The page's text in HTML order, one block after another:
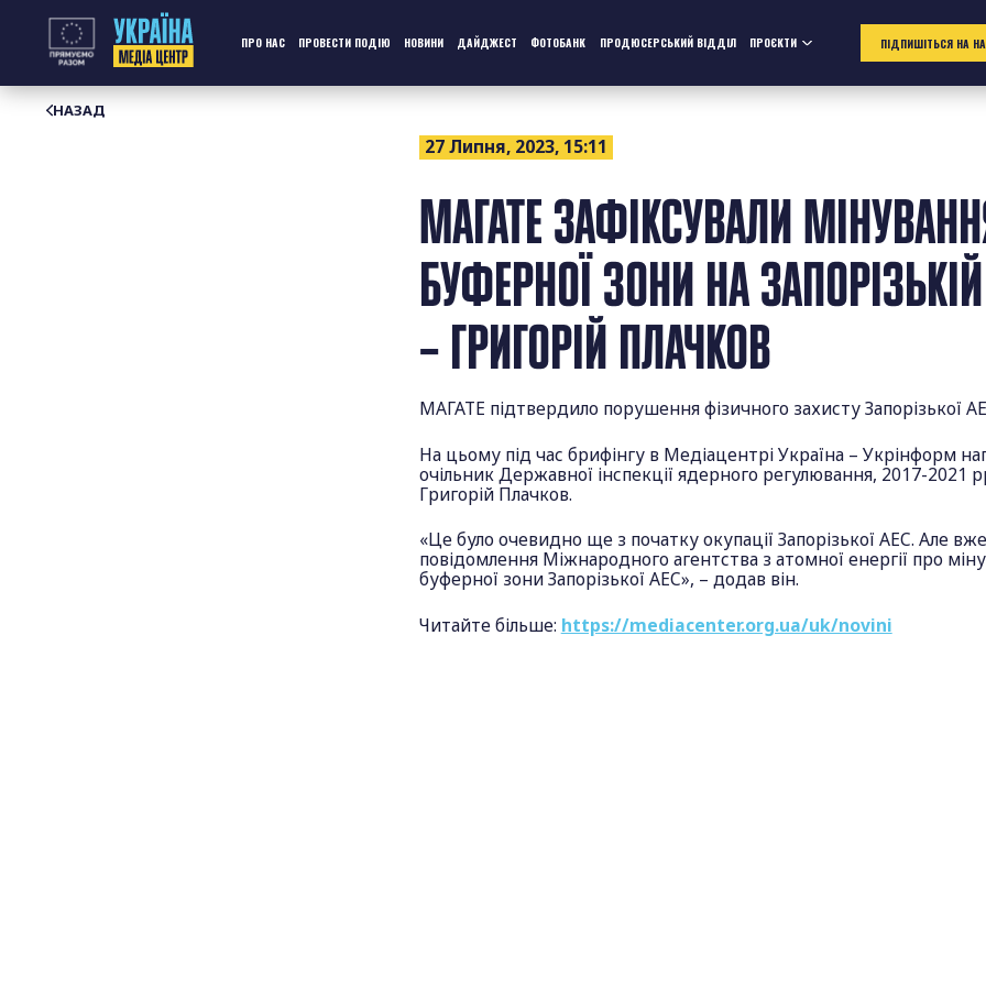
ПРО НАС ПРОВЕСТИ ПОДІЮ НОВИНИ ДАЙДЖЕСТ ФОТОБАНК ПРОДЮСЕРСЬКИЙ ВІДДІЛ ПРОЄКТИ ПІДПИШІТЬСЯ НА
НАЗАД
27 Липня, 2023, 15:11
МАГАТЕ ЗАФІКСУВАЛИ
БУФЕРНОЇ ЗОНИ НА
– ГРИГОРІЙ ПЛАЧКОВ
МАГАТЕ підтвердило порушення фізичного захисту Запорізької
На цьому під час брифінгу в Медіацентрі Україна – Укрінформ
очільник Державної інспекції ядерного регулювання, 2017-2021
Григорій Плачков.
«Це було очевидно ще з початку окупації Запорізької АЕС. Але
повідомлення Міжнародного агентства з атомної енергії про
буферної зони Запорізької АЕС», – додав він.
Читайте більше: https://mediacenter.org.ua/uk/novini